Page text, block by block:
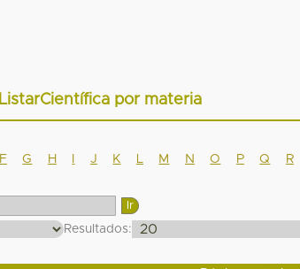
ListarCientífica por materia
F G H J K M N O P Q R
Resultados: